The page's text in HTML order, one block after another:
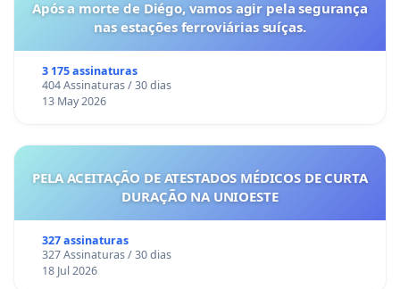
Após a morte de Diégo, vamos agir pela segurança
nas estações ferroviárias suíças.
3 175 assinaturas
404 Assinaturas / 30 dias
13 May 2026
PELA ACEITAÇÃO DE ATESTADOS MÉDICOS DE CURTA
DURAÇÃO NA UNIOESTE
327 assinaturas
327 Assinaturas / 30 dias
18 Jul 2026